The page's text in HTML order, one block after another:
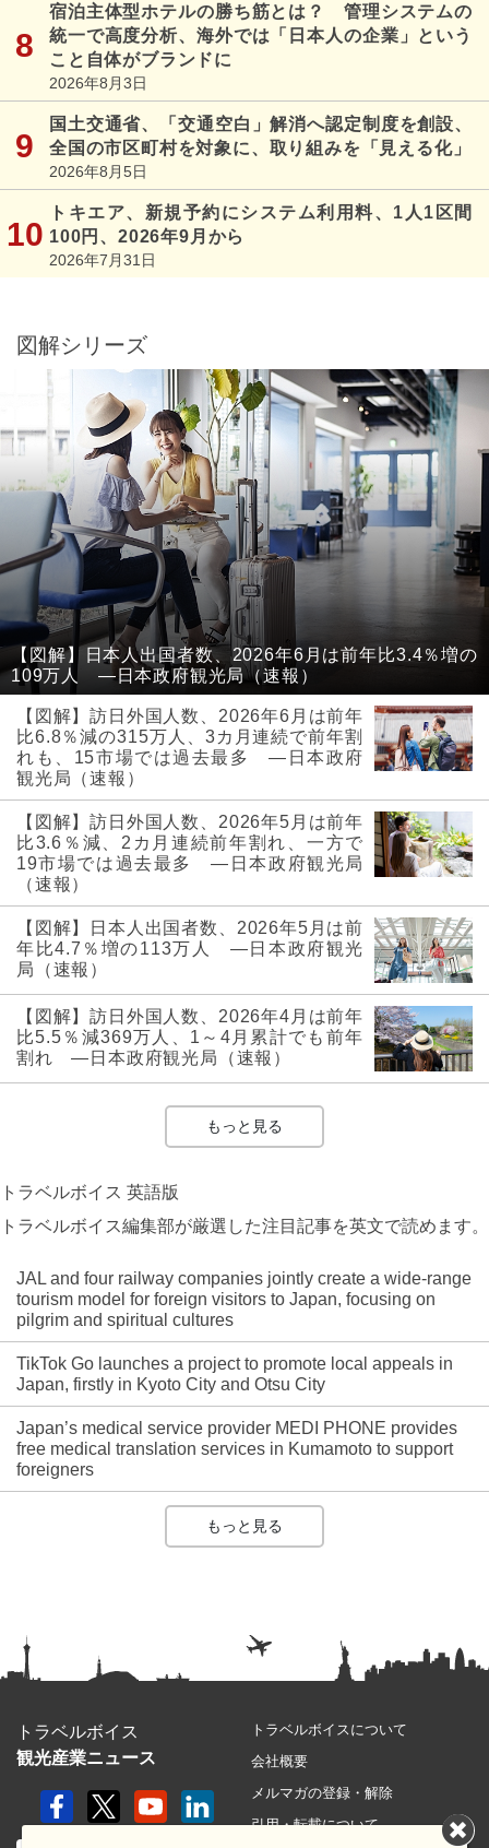
宿泊主体型ホテルの勝ち筋とは？ 管理システムの
統一で高度分析、海外では「日本人の企業」という
こと自体がブランドに
2026年8月3日
国土交通省、「交通空白」解消へ認定制度を創設、
全国の市区町村を対象に、取り組みを「見える化」
2026年8月5日
トキエア、新規予約にシステム利用料、1人1区間
100円、2026年9月から
2026年7月31日
図解シリーズ
【図解】日本人出国者数、2026年6月は前年比3.4％増の
109万人 ―日本政府観光局（速報）
【図解】訪日外国人数、2026年6月は前年
比6.8％減の315万人、3カ月連続で前年割
れも、15市場では過去最多 ―日本政府
観光局（速報）
【図解】訪日外国人数、2026年5月は前年
比3.6％減、2カ月連続前年割れ、一方で
19市場では過去最多 ―日本政府観光局
（速報）
【図解】日本人出国者数、2026年5月は前
年比4.7％増の113万人 ―日本政府観光
局（速報）
【図解】訪日外国人数、2026年4月は前年
比5.5％減369万人、1～4月累計でも前年
割れ ―日本政府観光局（速報）
もっと見る
トラベルボイス 英語版
トラベルボイス編集部が厳選した注目記事を英文で読めます。
JAL and four railway companies jointly create a wide-range
tourism model for foreign visitors to Japan, focusing on
pilgrim and spiritual cultures
TikTok Go launches a project to promote local appeals in
Japan, firstly in Kyoto City and Otsu City
Japan’s medical service provider MEDI PHONE provides
free medical translation services in Kumamoto to support
foreigners
もっと見る
トラベルボイス
観光産業ニュース
トラベルボイスについて
会社概要
メルマガの登録・解除
引用・転載について